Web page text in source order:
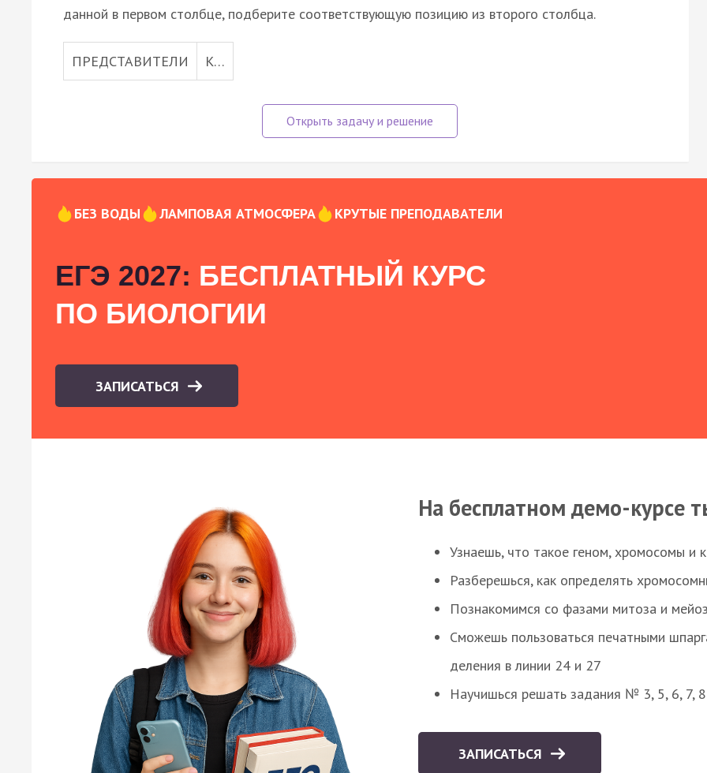
данной в первом столбце, подберите соответствующую позицию из второго столбца.
ПРЕДСТАВИТЕЛИ К…
БЕЗ ВОДЫ ЛАМПОВАЯ АТМОСФЕРА КРУТЫЕ ПРЕПОДАВАТЕЛИ
ЕГЭ 2027: БЕСПЛАТНЫЙ КУРС
ПО БИОЛОГИИ
ЗАПИСАТЬСЯ
На бесплатном демо-курсе
Узнаешь, что такое геном, хромосомы и
Разберешься, как определять
Познакомимся со фазами митоза и
Сможешь пользоваться печатными
деления в линии 24 и 27
Научишься решать задания № 3, 5, 6, 7,
ЗАПИСАТЬСЯ